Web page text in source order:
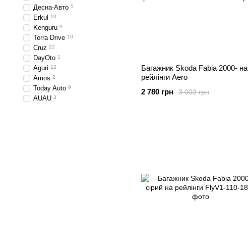
Багажник Skoda Fabia 2000- на
рейлінги Aero
3 002 грн
2 780 грн
Десна-Авто 5
Erkul 10
Kenguru 9
Terra Drive 10
Cruz 22
DayOto 1
Aguri 12
Amos 2
Today Auto 9
AUAU 3